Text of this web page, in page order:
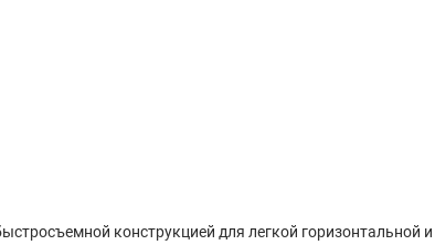
конструкцией для легкой горизонтальной и